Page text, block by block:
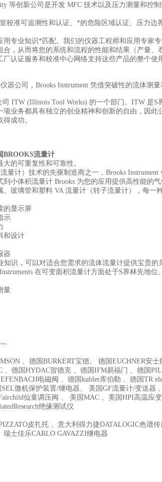
等创新公司是开发 MFC 技术以及压力测量和控
校准可追溯性和认证、*的危险区域认证、压力边
用专业知识*匹配。我们的仪器工程师和应用专家
，从而将您的系统和流程的性能和结果（产量、
认证服务和校准中心网络支持这些产品的整个使
器公司，Brooks Instrument 凭借突破性的流体测
司 ITW (Illinois Tool Works) 的一个部门。ITW 是
项业务都具有独立的创业精神和创新的自由，因
成功。
BROOKS流量计
的可重复性和可靠性。
量计）技术的先驱制造商之一，Brooks
小体积流量计 Brooks 为您的应用提供高性能的气
玻璃管和塑料 VA 流量计（转子流量计），每一
的显示屏
示
和设计
器
知识，可以对适合您需求的流体流量计提供宝贵
在可变面积流量计方面处于S界林先地位。
量
、德国BURKERT宝德、 德国EUCHNER安
、德国HYDAC贺德克 、德国IFM易福门 、德国
电磁阀 、德国kubler库伯勒 、德国TR
微机保护装置/继电器、 美国GF流量计/变送器
仙童调压阀 、 美国MAC 、美国HPI高温应
绝缘测试仪
皮扎托 、意大利得力捷DATALOGIC色谱
瑞士佳乐CARLO GAVAZZI继电器